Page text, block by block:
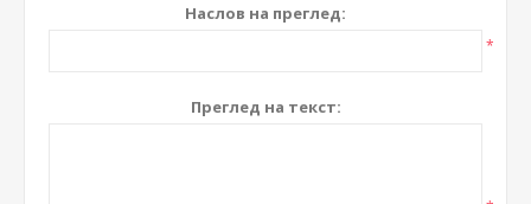
Наслов на преглед:
*
Преглед на текст: